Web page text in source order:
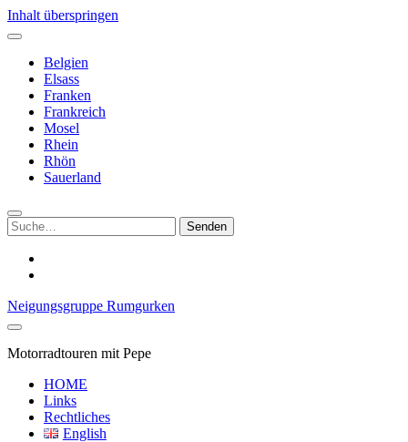
Inhalt überspringen
Belgien
Elsass
Franken
Frankreich
Mosel
Rhein
Rhön
Sauerland
Suchen
nach:
Neigungsgruppe Rumgurken
Motorradtouren mit Pepe
HOME
Links
Rechtliches
English